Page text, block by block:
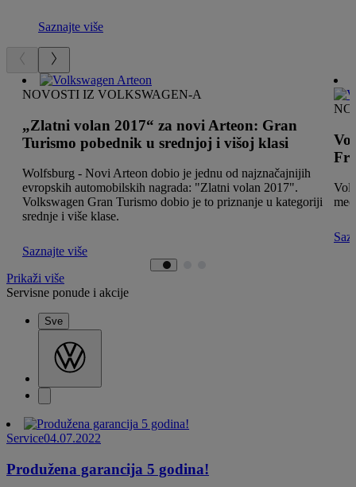
Saznajte više
NOVOSTI IZ VOLKSWAGEN-A
„Zlatni volan 2017“ za novi Arteon: Gran
Turismo pobednik u srednjoj i višoj klasi
Wolfsburg - Novi Arteon dobio je jednu od najznačajnijih
evropskih automobilskih nagrada: "Zlatni volan 2017".
Volkswagen Gran Turismo dobio je to priznanje u kategoriji
srednje i više klase.
Saznajte više
Prikaži više
Servisne ponude i akcije
Sve
Service04.07.2022
Produžena garancija 5 godina!